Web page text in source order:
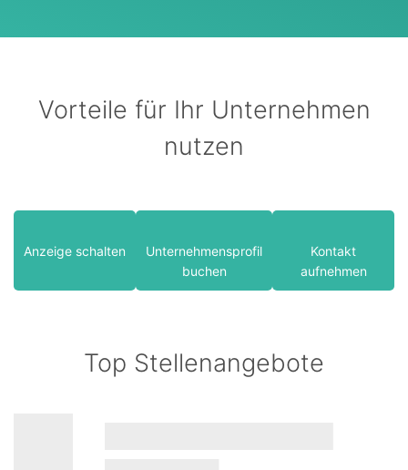
Vorteile für Ihr Unternehmen
nutzen
Anzeige schalten
Unternehmensprofil
buchen
Kontakt
aufnehmen
Top Stellenangebote